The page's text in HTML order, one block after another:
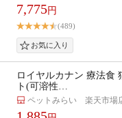
7,775円
(489)
ロイヤルカナン 療法食
ト(可溶性…
ペットみらい 楽天市場